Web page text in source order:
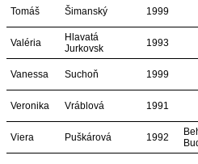
Tomáš Šimanský 1999
Valéria
Hlavatá
Jurkovsk
1993
Vanessa Suchoň 1999
Veronika Vráblová 1991
Viera Puškárová 1992